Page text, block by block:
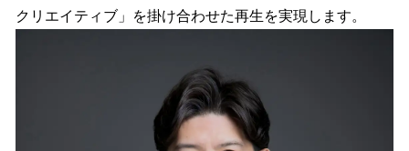
クリエイティブ」を掛け合わせた再生を実現します。